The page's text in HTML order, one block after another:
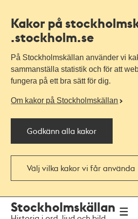
Kakor på
.stockholm.se
På Stockholmskällan använder vi
sammanställa statistik och för att
fungera på ett bra sätt för dig.
Om kakor på Stockholmskällan
Godkänn alla kakor
Välj vilka kakor vi får använda
navigationen
huvudinnehållet
Stockholmskällan